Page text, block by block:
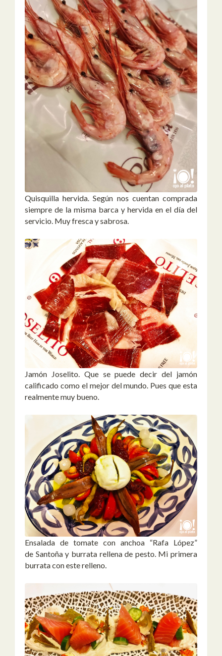
Quisquilla hervida. Según nos cuentan comprada
siempre de la misma barca y hervida en el día del
servicio. Muy fresca y sabrosa.
Jamón Joselito. Que se puede decir del jamón
calificado como el mejor del mundo. Pues que esta
realmente muy bueno.
Ensalada de tomate con anchoa “Rafa López”
de Santoña y burrata rellena de pesto. Mi primera
burrata con este relleno.